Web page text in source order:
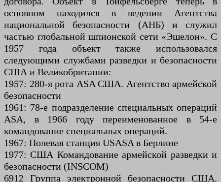
основном находился в ведении Агентства
национальной безопасности (АНБ) и служил
частью глобальной шпионской сети «Эшелон». С
1957 года объект также использовался
следующими службами разведки и безопасности
США и Великобритании:
1957: 280-я рота ASA США. Агентство армейской
безопасности
1961: 78-е подразделение специальных операций
ASA, в 1966 году переименованное в 54-е
командование специальных операций.
1967: Полевая станция USASA в Берлине
1977: США Командование армейской разведки и
безопасности (INSCOM)
6912 Группа электронной безопасности США.